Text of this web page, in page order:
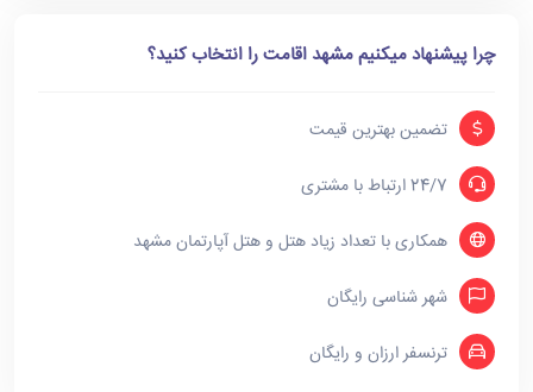
چرا پیشنهاد میکنیم مشهد اقامت را انتخاب کنید؟
تضمین بهترین قیمت
24/7 ارتباط با مشتری
همکاری با تعداد زیاد هتل و هتل آپارتمان مشهد
شهر شناسی رایگان
ترنسفر ارزان و رایگان